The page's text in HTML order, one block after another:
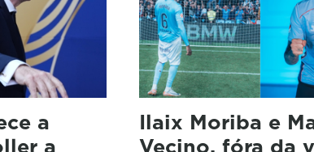
a
a
Ilaix Moriba e
Vecino, fóra da